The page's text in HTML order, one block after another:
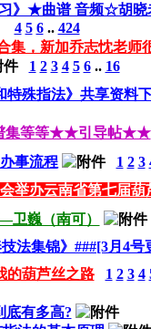
》★曲谱 音频☆胡
4 5 6.. 424
集，新加乔志忱老师
1 2 3 4 5 6.. 16
特殊指法》共享资料
集等等★★引导帖★★
事流程
1 2 3
举办云南省第七届
卫巍（南可）
法集锦》###[3月4号
葫芦丝之路
1 2 3 4
底有多高?